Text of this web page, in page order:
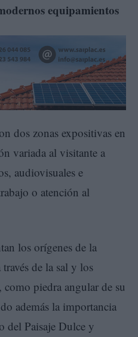
equipamientos
dos zonas expositivas en
variada al visitante a
audiovisuales e
o atención al
los orígenes de la
de la sal y los
piedra angular de su
además la importancia
del Paisaje Dulce y